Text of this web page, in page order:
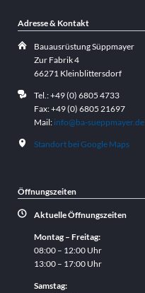
Adresse & Kontakt
Bauausrüstung Süppmayer
Zur Fabrik 4
66271 Kleinblittersdorf
Tel.: +49 (0) 6805 4733
Fax: +49 (0) 6805 21697
Mail: info@ba-sueppmayer.de
Standort bei Google Maps
Öffnungszeiten
Aktuelle Öffnungszeiten
Montag – Freitag:
08:00 – 12:00 Uhr
13:00 – 17:00 Uhr
Samstag: